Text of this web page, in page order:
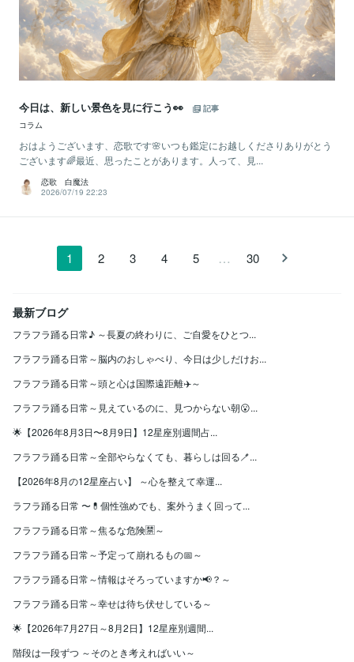
今日は、新しい景色を見に行こう👀
記事
コラム
おはようございます、恋歌です🌸いつも鑑定にお越しくださりありがとう
ございます🌈最近、思ったことがあります。人って、見...
恋歌 白魔法
2026/07/19 22:23
1 2 3 4 5 … 30
最新ブログ
フラフラ踊る日常♪ ～長夏の終わりに、ご自愛をひとつ...
フラフラ踊る日常～脳内のおしゃべり、今日は少しだけお...
フラフラ踊る日常～頭と心は国際遠距離✈️～
フラフラ踊る日常～見えているのに、見つからない朝😮...
🌟【2026年8月3日〜8月9日】12星座別週間占...
フラフラ踊る日常～全部やらなくても、暮らしは回る🪥...
【2026年8月の12星座占い】 ～心を整えて幸運...
ラフラ踊る日常 〜💊個性強めでも、案外うまく回って...
フラフラ踊る日常～焦るな危険🈲～
フラフラ踊る日常～予定って崩れるもの📅～
フラフラ踊る日常～情報はそろっていますか📢？～
フラフラ踊る日常～幸せは待ち伏せしている～
🌟【2026年7月27日～8月2日】12星座別週間...
階段は一段ずつ ～そのとき考えればいい～